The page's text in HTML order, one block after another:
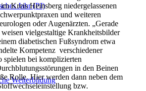
Jahr (PJ)
Weiterbildung
Kreis Heinsberg niedergelassenen
und weiteren
oder Augenärzten. „Gerade
weisen vielgestaltige Krankheitsbilder
diabetischen Fußsyndrom etwa
Kompetenz verschiedener
spielen bei komplizierten
in den Beinen
Rolle. Hier werden dann neben dem
bzw.